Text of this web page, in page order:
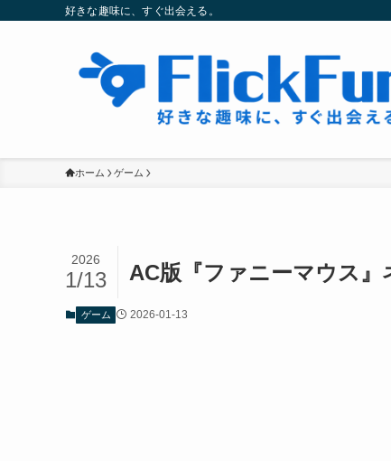
好きな趣味に、すぐ出会える。
ホーム ゲーム
AC版『ファニーマウス
2026
1/13
ゲーム 2026-01-13